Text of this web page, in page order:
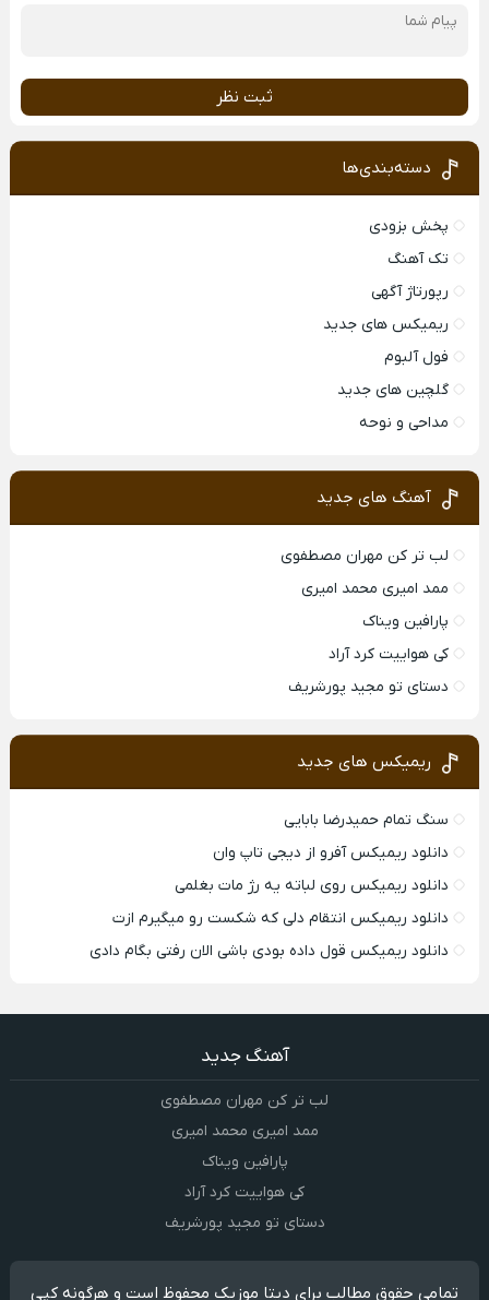
ثبت نظر
دسته‌بندی‌ها
پخش بزودی
تک آهنگ
رپورتاژ آگهی
ریمیکس های جدید
فول آلبوم
گلچین های جدید
مداحی و نوحه
آهنگ های جدید
لب تر کن مهران مصطفوی
ممد امیری محمد امیری
پارافین ویناک
کی هواییت کرد آراد
دستای تو مجید پورشریف
ریمیکس های جدید
سنگ تمام حمیدرضا بابایی
دانلود ریمیکس آفرو از ديجی تاپ وان
دانلود ریمیکس روی لباته یه رژ مات بغلمی
دانلود ریمیکس انتقام دلی که شکست رو میگیرم ازت
دانلود ریمیکس قول داده بودی باشی الان رفتی بگام دادی
آهنگ جدید
لب تر کن مهران مصطفوی
ممد امیری محمد امیری
پارافین ویناک
کی هواییت کرد آراد
دستای تو مجید پورشریف
تمامی حقوق مطالب برای دیتا موزیک محفوظ است و هرگونه کپی